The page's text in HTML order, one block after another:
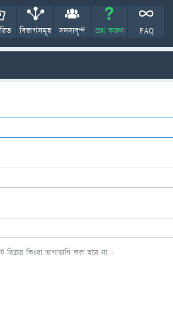
বিভাগসমূহ সদস্যবৃন্দ প্রশ্ন করুন FAQ
কিংবা ভাগাভাগি করা হবে না ।